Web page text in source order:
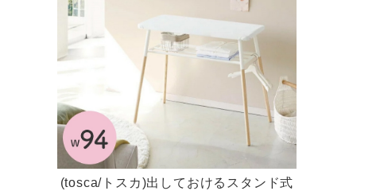
(tosca/トスカ)出しておけるスタンド式